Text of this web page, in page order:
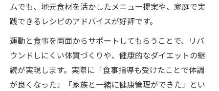
ムでも、地元食材を活かしたメニュー提案や、家庭で実
践できるレシピのアドバイスが好評です。
運動と食事を両面からサポートしてもらうことで、リバ
ウンドしにくい体質づくりや、健康的なダイエットの継
続が実現します。実際に「食事指導も受けたことで体調
が良くなった」「家族と一緒に健康管理ができた」とい